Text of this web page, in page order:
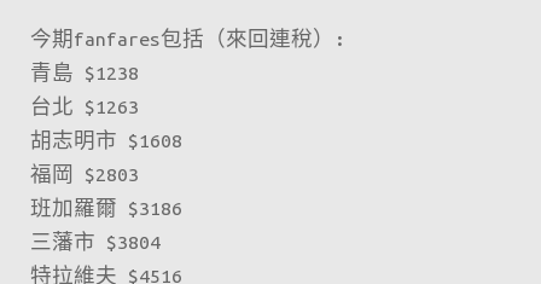
今期fanfares包括（來回連稅）:
青島 $1238
台北 $1263
胡志明市 $1608
福岡 $2803
班加羅爾 $3186
三藩市 $3804
特拉維夫 $4516